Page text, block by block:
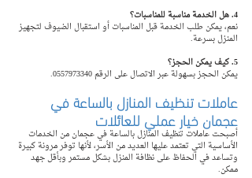
4. هل الخدمة مناسبة للمناسبات؟
نعم، يمكن طلب الخدمة قبل المناسبات أو استقبال الضيوف لتجهيز
المنزل بسرعة.
5. كيف يمكن الحجز؟
يمكن الحجز بسهولة عبر الاتصال على الرقم 0557973340.
عاملات تنظيف المنازل بالساعة في
عجمان خيار عملي للعائلات
أصبحت عاملات تنظيف المنازل بالساعة في عجمان من الخدمات
الأساسية التي تعتمد عليها العديد من الأسر، لأنها توفر مرونة كبيرة
وتساعد في الحفاظ على نظافة المنزل بشكل مستمر وبأقل جهد
ممكن.